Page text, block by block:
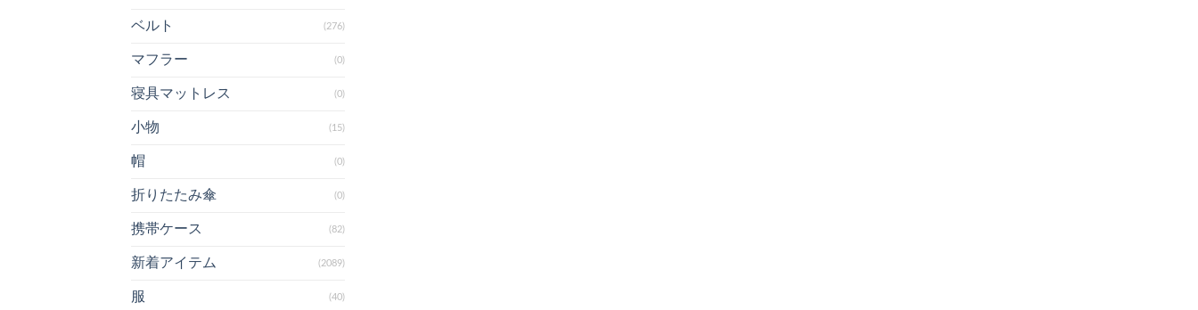
ベルト (276)
マフラー (0)
寝具マットレス (0)
小物 (15)
帽 (0)
折りたたみ傘 (0)
携帯ケース (82)
新着アイテム (2089)
服 (40)